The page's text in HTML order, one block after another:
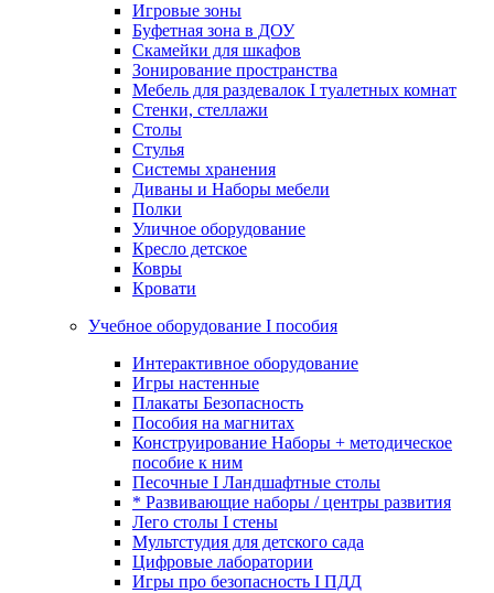
Игровые зоны
Буфетная зона в ДОУ
Скамейки для шкафов
Зонирование пространства
Мебель для раздевалок I туалетных комнат
Стенки, стеллажи
Столы
Стулья
Системы хранения
Диваны и Наборы мебели
Полки
Уличное оборудование
Кресло детское
Ковры
Кровати
Учебное оборудование I пособия
Интерактивное оборудование
Игры настенные
Плакаты Безопасность
Пособия на магнитах
Конструирование Наборы + методическое
пособие к ним
Песочные I Ландшафтные столы
* Развивающие наборы / центры развития
Лего столы I стены
Мультстудия для детского сада
Цифровые лаборатории
Игры про безопасность I ПДД